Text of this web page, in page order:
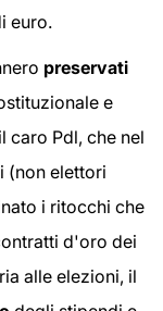
euro.
preservati
e
caro Pdl, che nel
(non elettori
i ritocchi che
d'oro dei
alle elezioni, il